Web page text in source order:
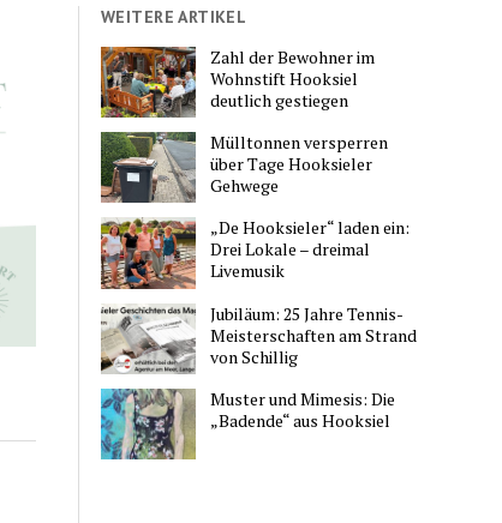
WEITERE ARTIKEL
Zahl der Bewohner im
Wohnstift Hooksiel
deutlich gestiegen
Mülltonnen versperren
über Tage Hooksieler
Gehwege
„De Hooksieler“ laden ein:
Drei Lokale – dreimal
Livemusik
Jubiläum: 25 Jahre Tennis-
Meisterschaften am Strand
von Schillig
Muster und Mimesis: Die
„Badende“ aus Hooksiel